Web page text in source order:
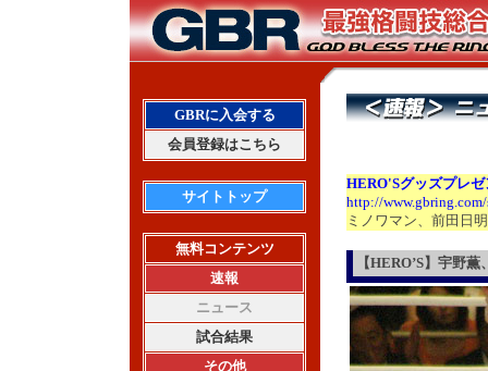
GBRに入会する
会員登録はこちら
サイトトップ
無料コンテンツ
速報
ニュース
試合結果
その他
HERO'Sグッズプレ
http://
ミノワマン、前田日
【HERO’S】宇野